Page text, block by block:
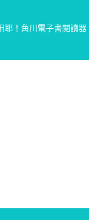
耶！角川電子書閱讀